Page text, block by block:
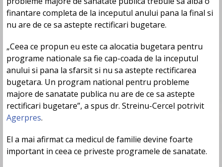
finantare completa de la inceputul anului pana la final si
nu are de ce sa astepte rectificari bugetare.
„Ceea ce propun eu este ca alocatia bugetara pentru
programe nationale sa fie cap-coada de la inceputul
anului si pana la sfarsit si nu sa astepte rectificarea
bugetara. Un program national pentru probleme
majore de sanatate publica nu are de ce sa astepte
rectificari bugetare”, a spus dr. Streinu-Cercel potrivit
Agerpres.
El a mai afirmat ca medicul de familie devine foarte
important in ceea ce priveste programele de sanatate.